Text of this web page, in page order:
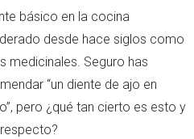
básico en la cocina
desde hace siglos como
medicinales. Seguro has
“un diente de ajo en
pero ¿qué tan cierto es esto y